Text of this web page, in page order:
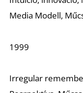
Media Modell,
1999
Irregular